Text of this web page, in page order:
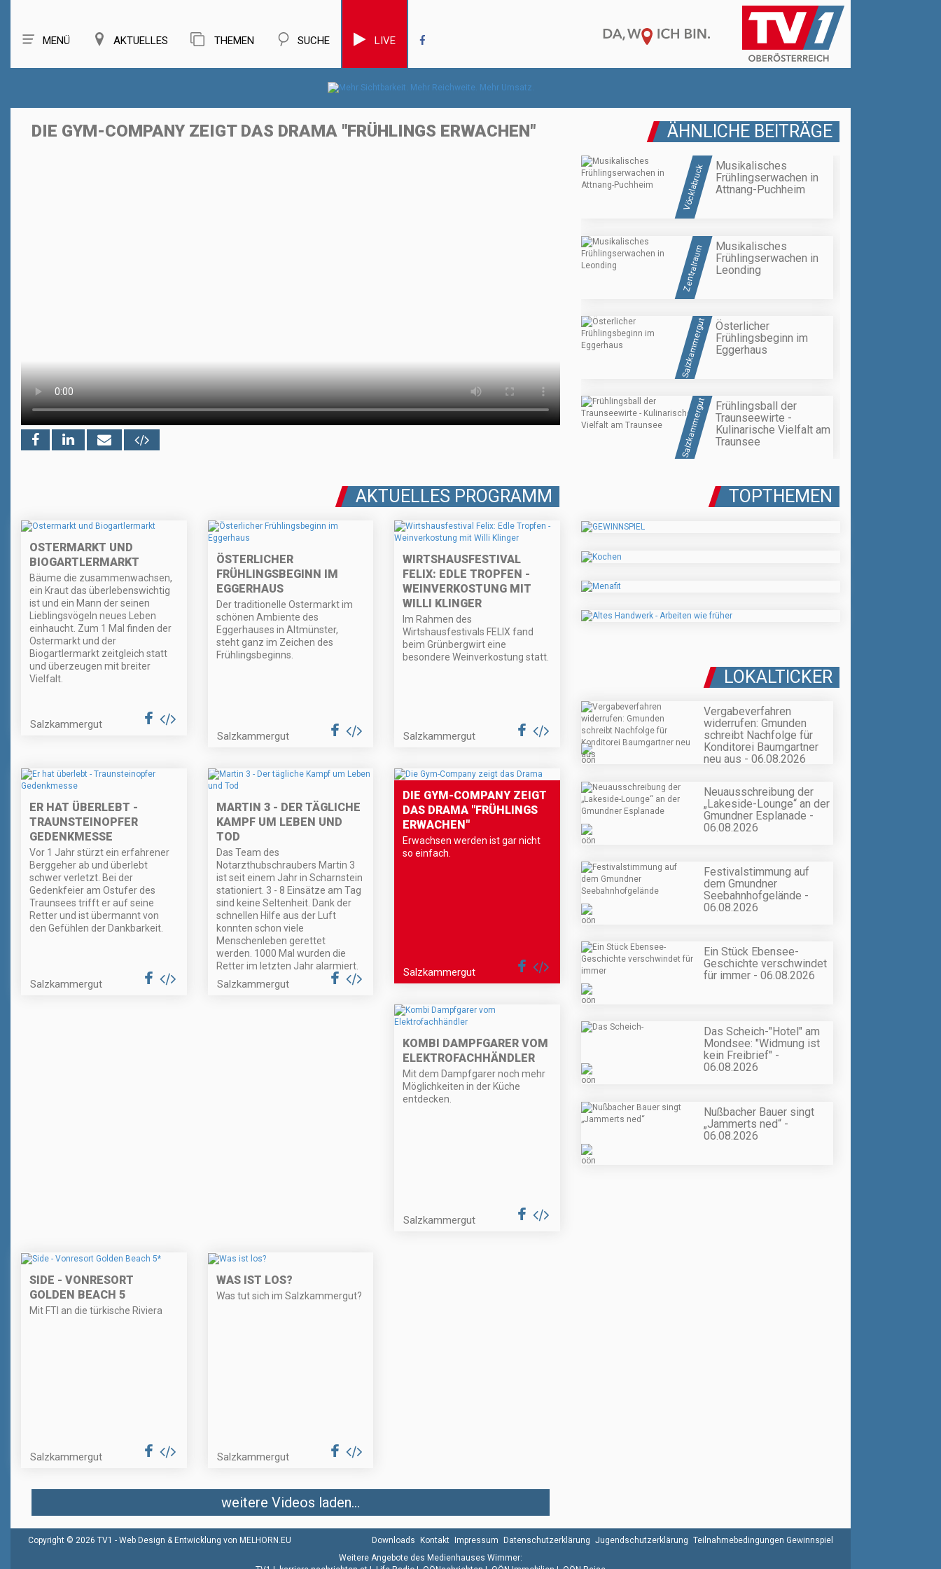
MENÜ AKTUELLES THEMEN SUCHE LIVE
DIE GYM-COMPANY ZEIGT DAS DRAMA "FRÜHLINGS ERWACHEN" ÄHNLICHE BEITRÄGE
Vöcklabruck
Musikalisches
Frühlingserwachen in
Attnang-Puchheim
Zentralraum
Musikalisches
Frühlingserwachen in
Leonding
Salzkammergut
Österlicher
Frühlingsbeginn im
Eggerhaus
Salzkammergut
Frühlingsball der
Traunseewirte -
Kulinarische Vielfalt am
Traunsee
AKTUELLES PROGRAMM
OSTERMARKT UND
BIOGARTLERMARKT
Bäume die zusammenwachsen,
ein Kraut das überlebenswichtig
ist und ein Mann der seinen
Lieblingsvögeln neues Leben
einhaucht. Zum 1 Mal finden der
Ostermarkt und der
Biogartlermarkt zeitgleich statt
und überzeugen mit breiter
Vielfalt.
Salzkammergut
ÖSTERLICHER
FRÜHLINGSBEGINN IM
EGGERHAUS
Der traditionelle Ostermarkt im
schönen Ambiente des
Eggerhauses in Altmünster,
steht ganz im Zeichen des
Frühlingsbeginns.
Salzkammergut
WIRTSHAUSFESTIVAL
FELIX: EDLE TROPFEN -
WEINVERKOSTUNG MIT
WILLI KLINGER
Im Rahmen des
Wirtshausfestivals FELIX fand
beim Grünbergwirt eine
besondere Weinverkostung statt.
Salzkammergut
ER HAT ÜBERLEBT -
TRAUNSTEINOPFER
GEDENKMESSE
Vor 1 Jahr stürzt ein erfahrener
Berggeher ab und überlebt
schwer verletzt. Bei der
Gedenkfeier am Ostufer des
Traunsees trifft er auf seine
Retter und ist übermannt von
den Gefühlen der Dankbarkeit.
Salzkammergut
MARTIN 3 - DER TÄGLICHE
KAMPF UM LEBEN UND
TOD
Das Team des
Notarzthubschraubers Martin 3
ist seit einem Jahr in Scharnstein
stationiert. 3 - 8 Einsätze am Tag
sind keine Seltenheit. Dank der
schnellen Hilfe aus der Luft
konnten schon viele
Menschenleben gerettet
werden. 1000 Mal wurden die
Retter im letzten Jahr alarmiert.
Salzkammergut
DIE GYM-COMPANY ZEIGT
DAS DRAMA "FRÜHLINGS
ERWACHEN"
Erwachsen werden ist gar nicht
so einfach.
Salzkammergut
KOMBI DAMPFGARER VOM
ELEKTROFACHHÄNDLER
Mit dem Dampfgarer noch mehr
Möglichkeiten in der Küche
entdecken.
Salzkammergut
SIDE - VONRESORT
GOLDEN BEACH 5
Mit FTI an die türkische Riviera
Salzkammergut
WAS IST LOS?
Was tut sich im Salzkammergut?
Salzkammergut
weitere Videos laden...
TOPTHEMEN
LOKALTICKER
Vergabeverfahren
widerrufen: Gmunden
schreibt Nachfolge für
Konditorei Baumgartner
neu aus - 06.08.2026
Neuausschreibung der
„Lakeside-Lounge“ an der
Gmundner Esplanade -
06.08.2026
Festivalstimmung auf
dem Gmundner
Seebahnhofgelände -
06.08.2026
Ein Stück Ebensee-
Geschichte verschwindet
für immer - 06.08.2026
Das Scheich-"Hotel" am
Mondsee: "Widmung ist
kein Freibrief" -
06.08.2026
Nußbacher Bauer singt
„Jammerts ned“ -
06.08.2026
Copyright © 2026 TV1 - Web Design & Entwicklung von MELHORN.EU Downloads Kontakt Impressum Datenschutzerklärung Jugendschutzerklärung Teilnahmebedingungen Gewinnspiel
Weitere Angebote des Medienhauses Wimmer: